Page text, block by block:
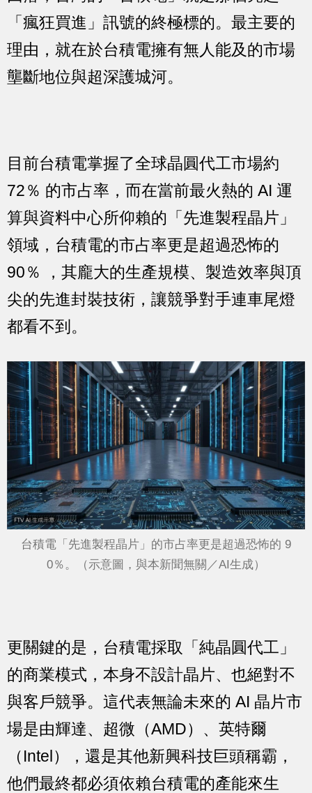
「瘋狂買進」訊號的終極標的。最主要的
理由，就在於台積電擁有無人能及的市場
壟斷地位與超深護城河。
目前台積電掌握了全球晶圓代工市場約
72％ 的市占率，而在當前最火熱的 AI 運
算與資料中心所仰賴的「先進製程晶片」
領域，台積電的市占率更是超過恐怖的
90％ ，其龐大的生產規模、製造效率與頂
尖的先進封裝技術，讓競爭對手連車尾燈
都看不到。
台積電「先進製程晶片」的市占率更是超過恐怖的 9
0％。（示意圖，與本新聞無關／AI生成）
更關鍵的是，台積電採取「純晶圓代工」
的商業模式，本身不設計晶片、也絕對不
與客戶競爭。這代表無論未來的 AI 晶片市
場是由輝達、超微（AMD）、英特爾
（Intel），還是其他新興科技巨頭稱霸，
他們最終都必須依賴台積電的產能來生